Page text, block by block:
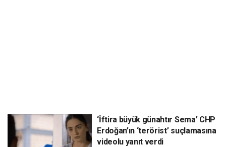
‘İftira büyük günahtır Sema’ CHP
Erdoğan’ın ‘terörist’ suçlamasına
videolu yanıt verdi